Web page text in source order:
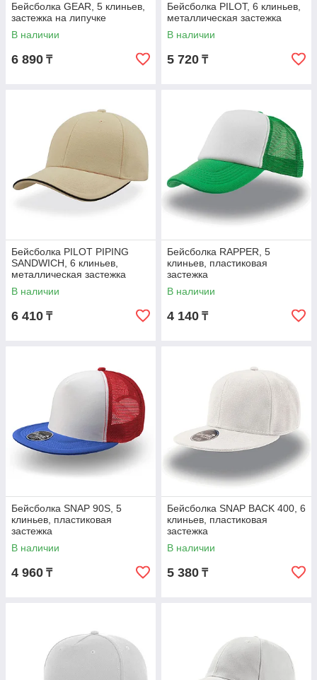
Бейсболка GEAR, 5 клиньев,
застежка на липучке
В наличии
6 890 ₸
Бейсболка PILOT, 6 клиньев,
металлическая застежка
В наличии
5 720 ₸
Бейсболка PILOT PIPING
SANDWICH, 6 клиньев,
металлическая застежка
В наличии
6 410 ₸
Бейсболка RAPPER, 5
клиньев, пластиковая
застежка
В наличии
4 140 ₸
Бейсболка SNAP 90S, 5
клиньев, пластиковая
застежка
В наличии
4 960 ₸
Бейсболка SNAP BACK 400, 6
клиньев, пластиковая
застежка
В наличии
5 380 ₸